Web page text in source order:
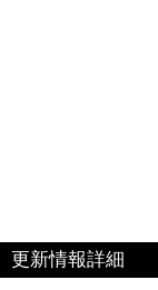
更新情報詳細